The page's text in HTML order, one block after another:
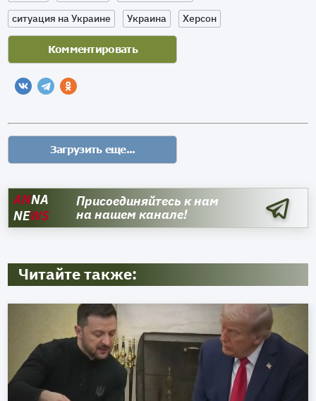
ситуация на Украине
Украина Херсон
ANNA
NEWS
Присоединяйтесь к нам
на нашем канале!
Читайте также: